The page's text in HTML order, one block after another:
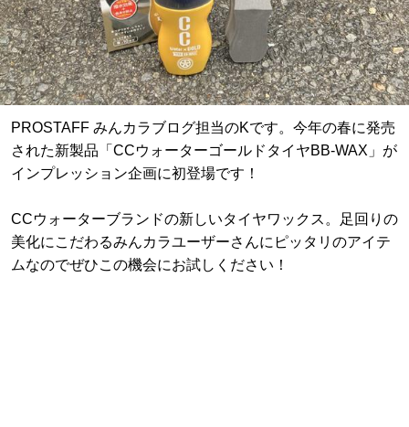
PROSTAFF みんカラブログ担当のKです。今年の春に発売
された新製品「CCウォーターゴールドタイヤBB-WAX」が
インプレッション企画に初登場です！
CCウォーターブランドの新しいタイヤワックス。足回りの
美化にこだわるみんカラユーザーさんにピッタリのアイテ
ムなのでぜひこの機会にお試しください！